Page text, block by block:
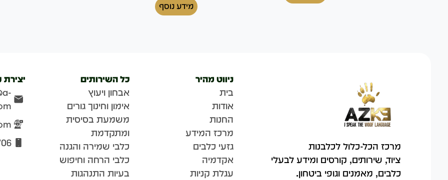
מידע נוסף
מרכז הכל-כלול לכלבנות
ציוד, שירותים, קורסים ומידע לבעלי
כלבים, מאמנים וגופי ביטחון.
ניווט מהיר
בית
אודות
החנות
מרכז המידע
גזעי כלבים
אקדמיה
עגלת קניות
כל השירותים
אבחון ויעוץ
אימון וחינוך גורים
משמעת בסיסית
ומתקדמת
כלבי שמירה והגנה
כלבי הרחה וחיפוש
בעיות התנהגות